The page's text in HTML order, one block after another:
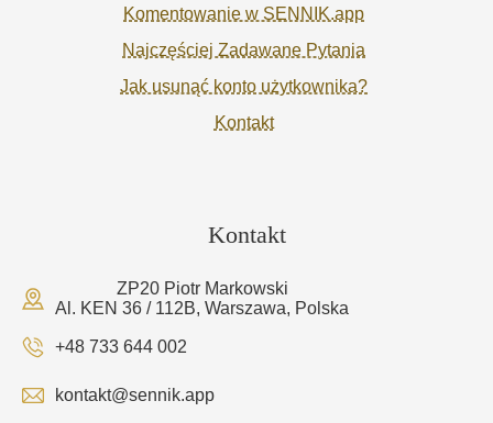
Komentowanie w SENNIK.app
Najczęściej Zadawane Pytania
Jak usunąć konto użytkownika?
Kontakt
Kontakt
ZP20 Piotr Markowski
Al. KEN 36 / 112B, Warszawa, Polska
+48 733 644 002
kontakt@sennik.app